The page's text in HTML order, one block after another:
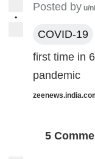
•
Posted by u/
COVID-19
first time in
pandemic
5